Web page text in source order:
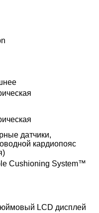
датчики,
кардиопояс
Cushioning System™
LCD дисплей